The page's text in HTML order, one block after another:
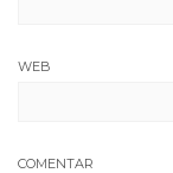
WEB
COMENTAR